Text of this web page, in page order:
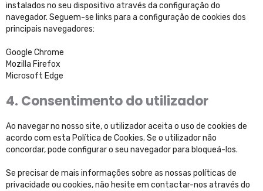
instalados no seu dispositivo através da configuração do
navegador. Seguem-se links para a configuração de cookies dos
principais navegadores:
Google Chrome
Mozilla Firefox
Microsoft Edge
4. Consentimento do utilizador
Ao navegar no nosso site, o utilizador aceita o uso de cookies de
acordo com esta Política de Cookies. Se o utilizador não
concordar, pode configurar o seu navegador para bloqueá-los.
Se precisar de mais informações sobre as nossas políticas de
privacidade ou cookies, não hesite em contactar-nos através do